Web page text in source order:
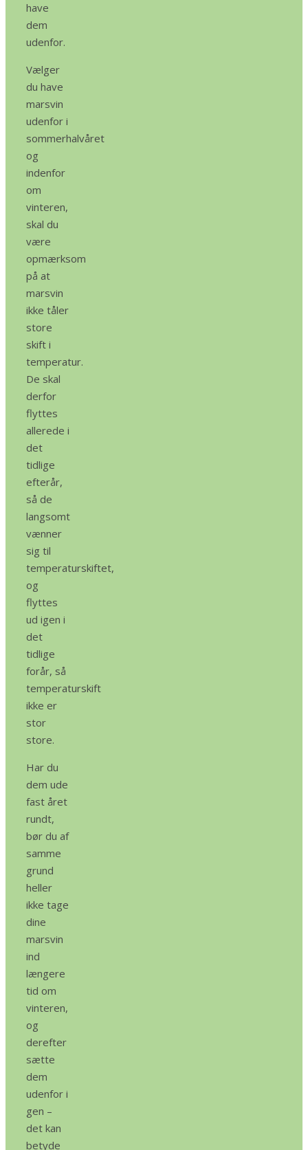
have
dem
udenfor.
Vælger
du have
marsvin
udenfor i
sommerhalvåret
og
indenfor
om
vinteren,
skal du
være
opmærksom
på at
marsvin
ikke tåler
store
skift i
temperatur.
De skal
derfor
flyttes
allerede i
det
tidlige
efterår,
så de
langsomt
vænner
sig til
temperaturskiftet,
og
flyttes
ud igen i
det
tidlige
forår, så
temperaturskift
ikke er
stor
store.
Har du
dem ude
fast året
rundt,
bør du af
samme
grund
heller
ikke tage
dine
marsvin
ind
længere
tid om
vinteren,
og
derefter
sætte
dem
udenfor i
gen –
det kan
betyde